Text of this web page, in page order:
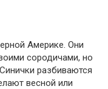
Америке. Они
сородичами, но
разбиваются
весной или